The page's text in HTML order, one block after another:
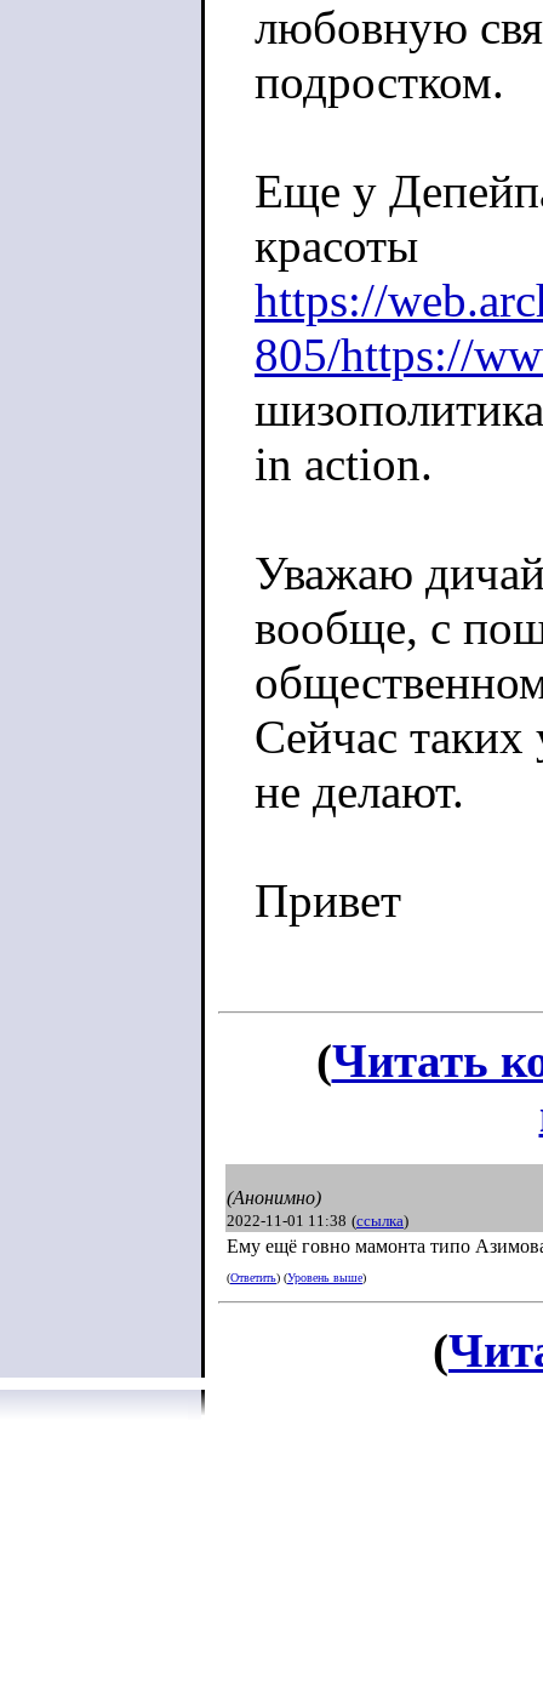
любовную
подростком.
Еще у
красоты
https://
805/https://
in action.
Уважаю
вообще, с
Сейчас таких
не делают.
Привет
(Читать
(Анонимно)
2022-11-01 11:38 (ссылка)
Ему ещё говно мамонта типо
(Ответить) (Уровень выше)
(